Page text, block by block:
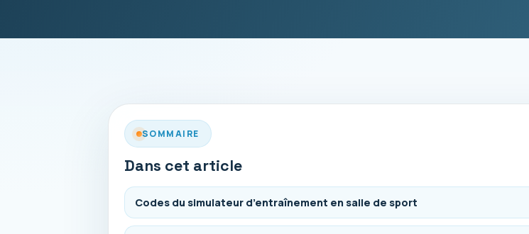
SOMMAIRE
Dans cet article
Codes du simulateur d’entraînement en salle de sport